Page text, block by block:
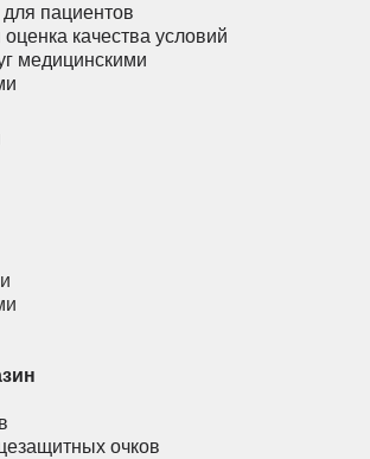
пациентов
качества условий
медицинскими
очков